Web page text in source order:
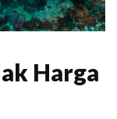
Harga